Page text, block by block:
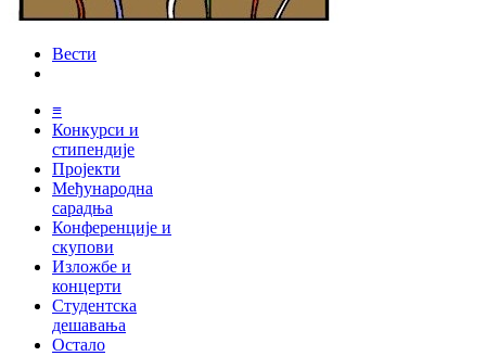
Вести
≡
Конкурси и
стипендије
Пројекти
Међународна
сарадња
Конференције и
скупови
Изложбе и
концерти
Студентска
дешавања
Остало